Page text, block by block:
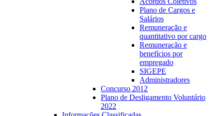
Plano de Cargos e
Salários
Remuneração e
quantitativo por cargo
Remuneração e
benefícios por
empregado
SIGEPE
Administradores
Concurso 2012
Plano de Desligamento Voluntário
2022